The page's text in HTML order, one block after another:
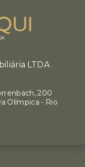
LTDA
200
Olímpica - Rio